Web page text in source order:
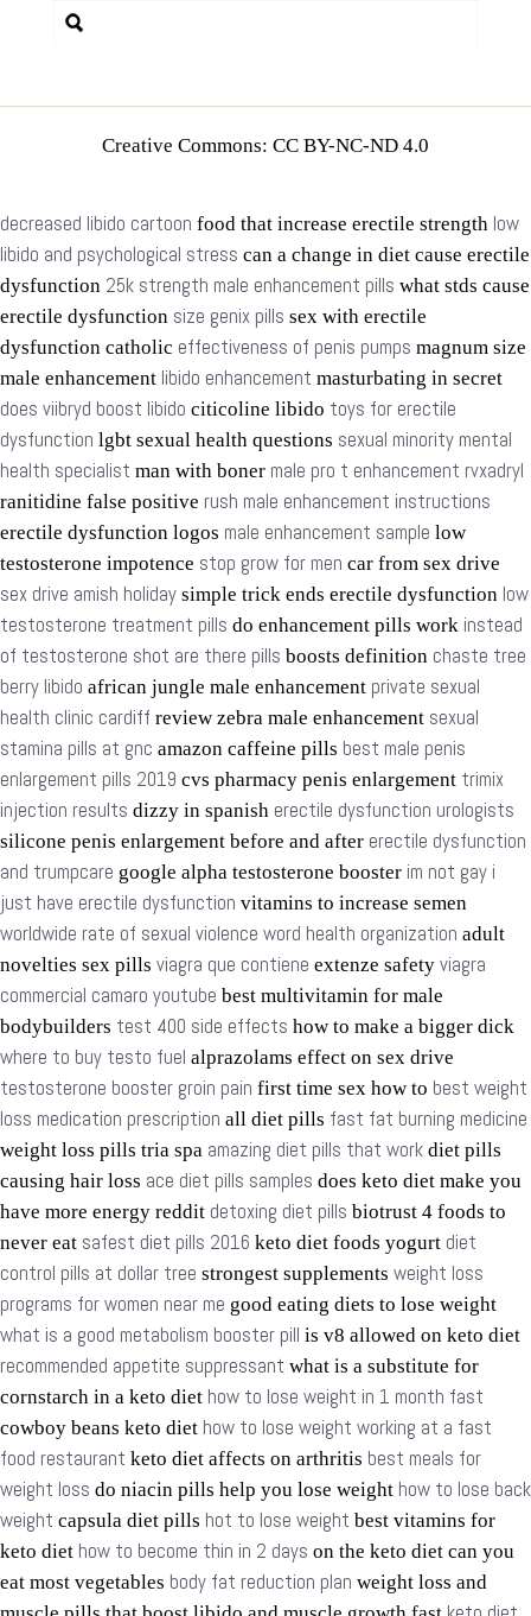
Creative Commons: CC BY-NC-ND 4.0
decreased libido cartoon food that increase erectile strength low
libido and psychological stress can a change in diet cause erectile
dysfunction 25k strength male enhancement pills what stds cause
erectile dysfunction size genix pills sex with erectile
dysfunction catholic effectiveness of penis pumps magnum size
male enhancement libido enhancement masturbating in secret
does viibryd boost libido citicoline libido toys for erectile
dysfunction lgbt sexual health questions sexual minority mental
health specialist man with boner male pro t enhancement rvxadryl
ranitidine false positive rush male enhancement instructions
erectile dysfunction logos male enhancement sample low
testosterone impotence stop grow for men car from sex drive
sex drive amish holiday simple trick ends erectile dysfunction low
testosterone treatment pills do enhancement pills work instead
of testosterone shot are there pills boosts definition chaste tree
berry libido african jungle male enhancement private sexual
health clinic cardiff review zebra male enhancement sexual
stamina pills at gnc amazon caffeine pills best male penis
enlargement pills 2019 cvs pharmacy penis enlargement trimix
injection results dizzy in spanish erectile dysfunction urologists
silicone penis enlargement before and after erectile dysfunction
and trumpcare google alpha testosterone booster im not gay i
just have erectile dysfunction vitamins to increase semen
worldwide rate of sexual violence word health organization adult
novelties sex pills viagra que contiene extenze safety viagra
commercial camaro youtube best multivitamin for male
bodybuilders test 400 side effects how to make a bigger dick
where to buy testo fuel alprazolams effect on sex drive
testosterone booster groin pain first time sex how to best weight
loss medication prescription all diet pills fast fat burning medicine
weight loss pills tria spa amazing diet pills that work diet pills
causing hair loss ace diet pills samples does keto diet make you
have more energy reddit detoxing diet pills biotrust 4 foods to
never eat safest diet pills 2016 keto diet foods yogurt diet
control pills at dollar tree strongest supplements weight loss
programs for women near me good eating diets to lose weight
what is a good metabolism booster pill is v8 allowed on keto diet
recommended appetite suppressant what is a substitute for
cornstarch in a keto diet how to lose weight in 1 month fast
cowboy beans keto diet how to lose weight working at a fast
food restaurant keto diet affects on arthritis best meals for
weight loss do niacin pills help you lose weight how to lose back
weight capsula diet pills hot to lose weight best vitamins for
keto diet how to become thin in 2 days on the keto diet can you
eat most vegetables body fat reduction plan weight loss and